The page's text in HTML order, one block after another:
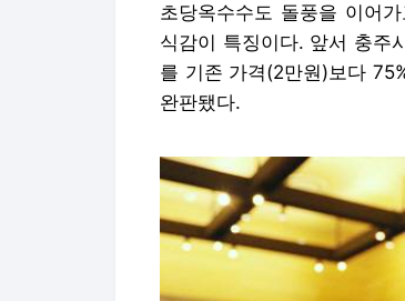
초당옥수수도 돌풍을 이어
식감이 특징이다. 앞서 충주
를 기존 가격(2만원)보다
완판됐다.